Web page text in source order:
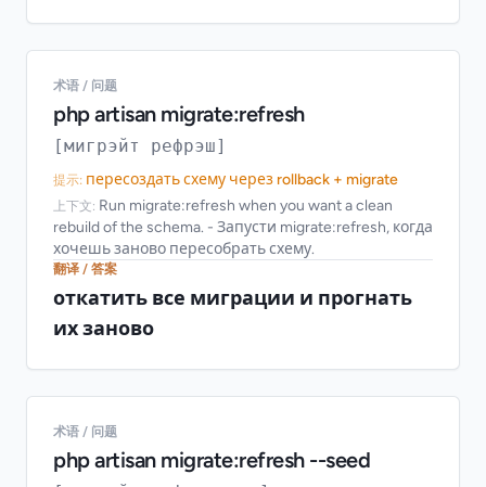
术语 / 问题
php artisan migrate:refresh
[мигрэйт рефрэш]
提示: пересоздать схему через rollback + migrate
上下文: Run migrate:refresh when you want a clean
rebuild of the schema. - Запусти migrate:refresh, когда
хочешь заново пересобрать схему.
翻译 / 答案
откатить все миграции и прогнать
их заново
术语 / 问题
php artisan migrate:refresh --seed